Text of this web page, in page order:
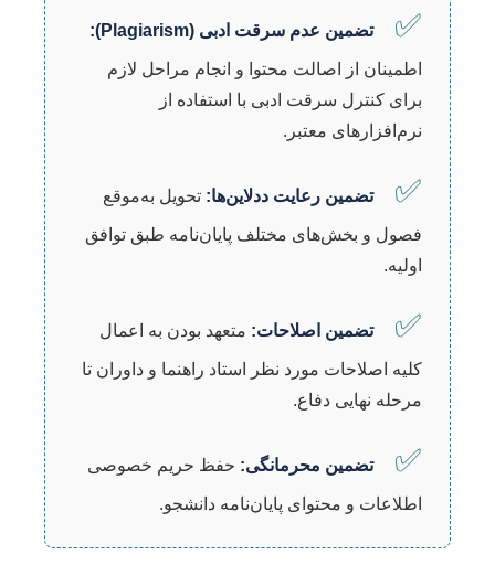
✅ تضمین عدم سرقت ادبی (Plagiarism):
اطمینان از اصالت محتوا و انجام مراحل لازم
برای کنترل سرقت ادبی با استفاده از
نرم‌افزارهای معتبر.
✅ تضمین رعایت ددلاین‌ها: تحویل به‌موقع
فصول و بخش‌های مختلف پایان‌نامه طبق توافق
اولیه.
✅ تضمین اصلاحات: متعهد بودن به اعمال
کلیه اصلاحات مورد نظر استاد راهنما و داوران تا
مرحله نهایی دفاع.
✅ تضمین محرمانگی: حفظ حریم خصوصی
اطلاعات و محتوای پایان‌نامه دانشجو.